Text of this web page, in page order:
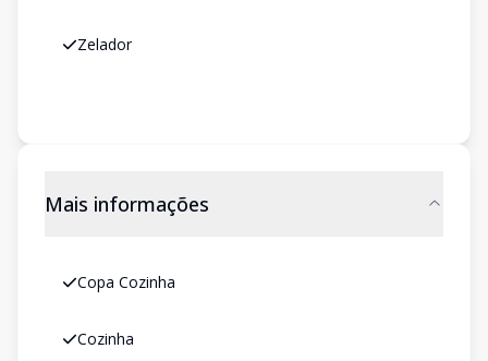
Zelador
Mais informações
Copa Cozinha
Cozinha